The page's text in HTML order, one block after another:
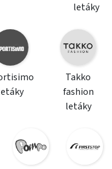
letáky
Takko
fashion
letáky